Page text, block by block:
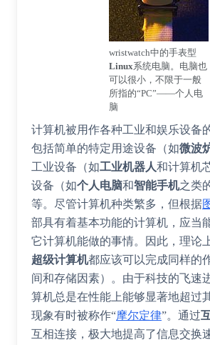
wristwatch中的手表型
Linux系统电脑。电脑也
可以很小，不限于一般
所指的“PC”——个人电
脑
计算机被用作各种工业和娱乐设备
包括简单的特定用途设备（如微波
工业设备（如工业机器人和计算机
设备（如个人电脑和智能手机之类
等。尽管计算机种类繁多，但根据
部具有着基本功能的计算机，应当
它计算机能做的事情。因此，理论
超级计算机都应该可以完成同样的
间和存储因素）。由于科技的飞速
算机总是在性能上能够显著地超过
现象有时被称作“摩尔定律”。通过
互相连接，极大地提高了信息交换